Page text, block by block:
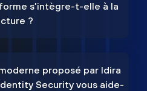
s’intègre-t-elle à la
?
proposé par Idira
Security vous aide-